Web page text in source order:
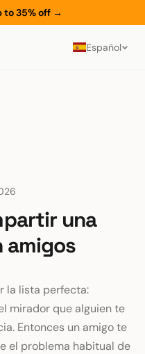
to 35% off →
Español
una
amigos
la lista perfecta:
mirador que alguien te
Entonces un amigo te
el problema habitual de